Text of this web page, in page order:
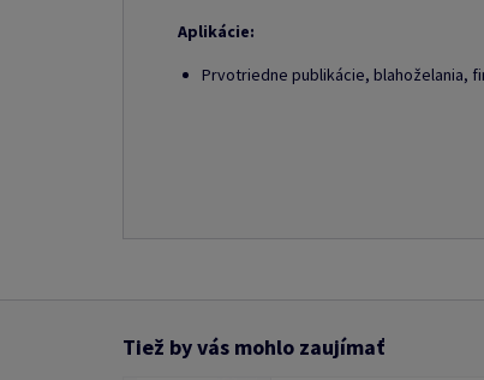
Aplikácie:
Prvotriedne publikácie, blahoželania,
Tiež by vás mohlo zaujímať